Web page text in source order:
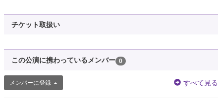
チケット取扱い
この公演に携わっているメンバー 0
メンバーに登録 すべて見る